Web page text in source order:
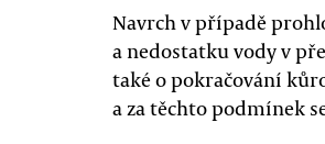
Navrch v případě
a nedostatku vody v
také o pokračování
a za těchto podmínek